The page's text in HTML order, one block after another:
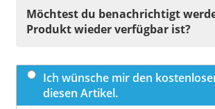
Möchtest du benachrichtigt
Produkt wieder verfügbar ist?
Ich wünsche mir den
diesen Artikel.